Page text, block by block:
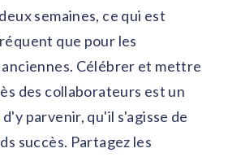
semaines, ce qui est
que pour les
Célébrer et mettre
des collaborateurs est un
parvenir, qu'il s'agisse de
succès. Partagez les